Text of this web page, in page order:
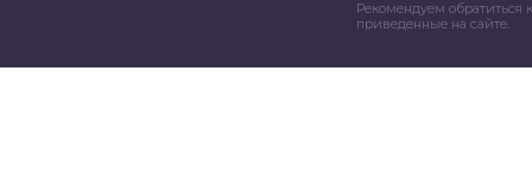
Рекомендуем обратиться
приведенные на сайте.